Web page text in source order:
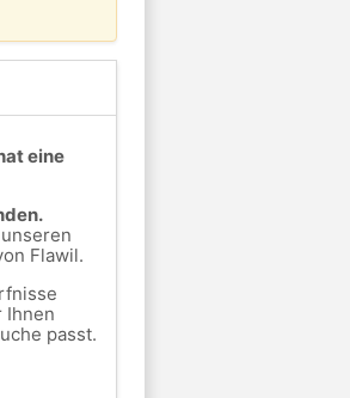
eine
Flawil.
Ihnen
passt.